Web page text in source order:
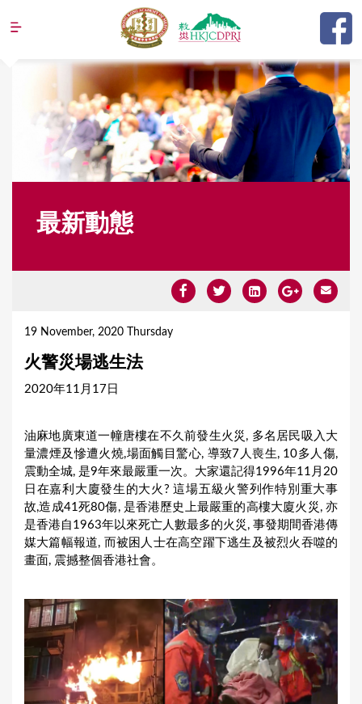
Jump to navigation
最新動態
19 November, 2020 Thursday
火警災場逃生法
2020年11月17日
油麻地廣東道一幢唐樓在不久前發生火災, 多名居民吸入大
量濃煙及慘遭火燒,場面觸目驚心, 導致7人喪生, 10多人傷,
震動全城, 是9年來最嚴重一次。大家還記得1996年11月20
日在嘉利大廈發生的大火? 這場五級火警列作特別重大事
故,造成41死80傷, 是香港歷史上最嚴重的高樓大廈火災, 亦
是香港自1963年以來死亡人數最多的火災, 事發期間香港傳
媒大篇幅報道, 而被困人士在高空躍下逃生及被烈火吞噬的
畫面, 震撼整個香港社會。